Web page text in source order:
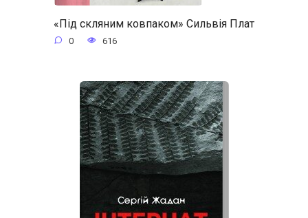
«Під скляним ковпаком» Сильвія Плат
0 616